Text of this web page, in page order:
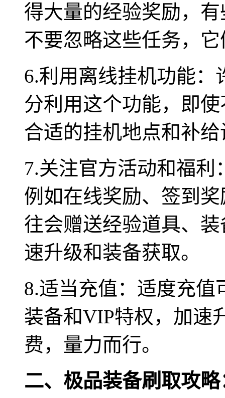
得大量的经验奖励，
不要忽略这些任务，
6.利用离线挂机功能
分利用这个功能，即
合适的挂机地点和补
7.关注官方活动和福
例如在线奖励、签到
往会赠送经验道具、
速升级和装备获取。
8.适当充值：适度充
装备和VIP特权，加速
费，量力而行。
二、极品装备刷取攻略